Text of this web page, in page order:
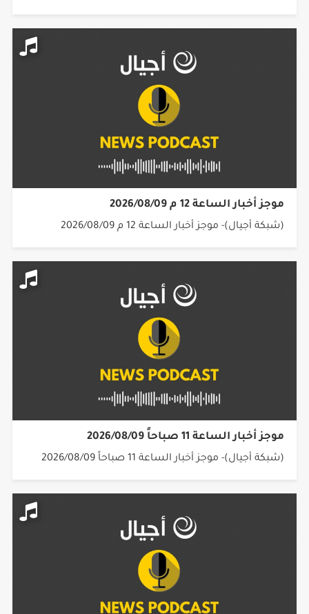
موجز أخبار الساعة 12 م 2026/08/09
(شبكة أجيال)- موجز أخبار الساعة 12 م 2026/08/09
موجز أخبار الساعة 11 صباحاً 2026/08/09
(شبكة أجيال)- موجز أخبار الساعة 11 صباحاً 2026/08/09